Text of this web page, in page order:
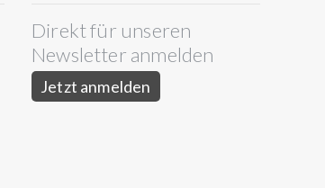
Direkt für unseren
Newsletter anmelden
Jetzt anmelden